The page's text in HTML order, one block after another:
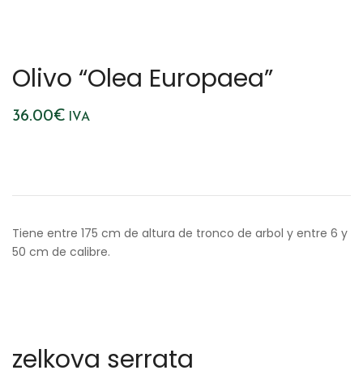
Olivo “Olea Europaea”
36.00€ IVA
Tiene entre 175 cm de altura de tronco de arbol y entre 6 y
50 cm de calibre.
zelkova serrata